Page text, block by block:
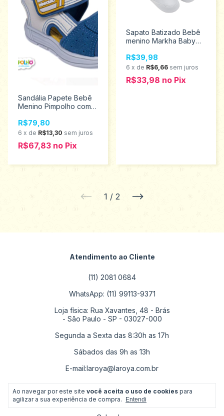
Ao navegar por este site você aceita o uso de cookies para
agilizar a sua experiência de compra.
Entendi
Sandália Papete Bebê
Menino Pimpolho com
0120230
R$79,80
6 x de R$13,30 sem juros
R$67,83 no Pix
Sapato Batizado Bebê
menino Markha Baby
R$39,98
6 x de R$6,66 sem juros
R$33,98 no Pix
1 / 2
Atendimento ao Cliente
(11) 2081 0684
WhatsApp: (11) 99113-9371
Loja física: Rua Xavantes, 48 - Brás
- São Paulo - SP - 03027-000
Segunda a Sexta das 8:30h as 17h
Sábados das 9h as 13h
E-mail:laroya@laroya.com.br
As principais Categorias